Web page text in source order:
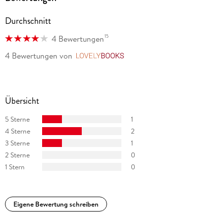
Durchschnitt
4 Bewertungen15
4 Bewertungen von
Übersicht
5 Sterne
1
4 Sterne
2
3 Sterne
1
2 Sterne
0
1 Stern
0
Eigene Bewertung schreiben